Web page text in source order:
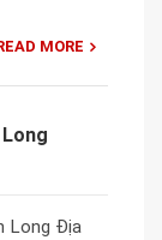
MORE
Long Địa